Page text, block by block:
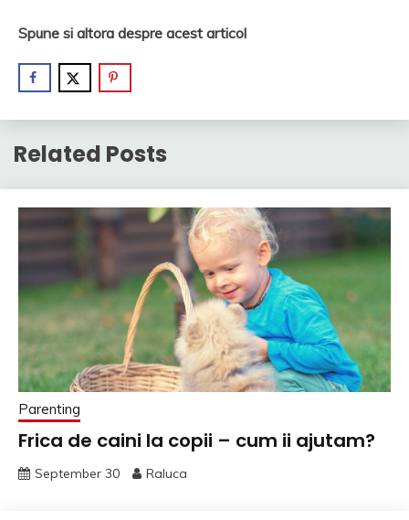
Spune si altora despre acest articol
Related Posts
Parenting
Frica de caini la copii – cum ii ajutam?
September 30 Raluca